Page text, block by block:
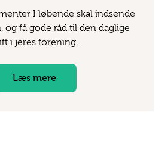
I løbende skal indsende
og få gode råd til den daglige
i jeres forening.
Læs mere